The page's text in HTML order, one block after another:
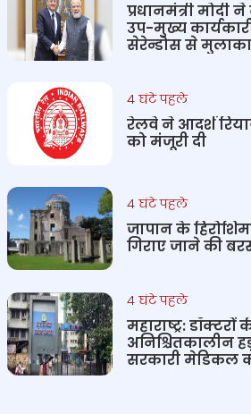
प्रधानमंत्री
उप-मुख्य
सेरेन्डोस से
4 घंटे पहले
रेलवे ने आदर्श
को मंजूरी दी
4 घंटे पहले
जापान के
गिराए जाने की
4 घंटे पहले
महाराष्ट्र: डॉक्टरों
अनिश्चितकालीन
सरकारी मेडिकल